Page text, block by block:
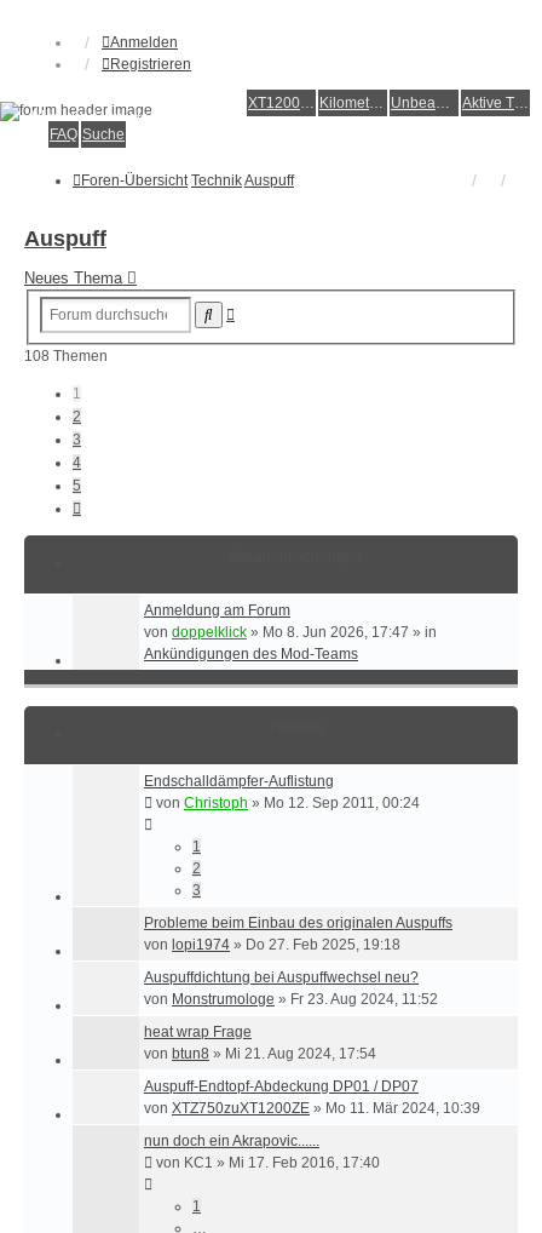
Anmelden
Registrieren
XT1200Z-Wiki Kilometerstatistik Unbeantwortete Themen Aktive Themen
Alles rund um die Yamaha XT1200Z Super Ténéré
FAQ Suche
Foren-Übersicht TechnikAuspuff
Auspuff
Neues Thema
Suche
108 Themen
1
2
3
4
5
Anmeldung am Forum
von doppelklick » Mo 8. Jun 2026, 17:47 » in
Ankündigungen des Mod-Teams
Endschalldämpfer-Auflistung
von Christoph » Mo 12. Sep 2011, 00:24
1
2
3
Probleme beim Einbau des originalen Auspuffs
von lopi1974 » Do 27. Feb 2025, 19:18
Auspuffdichtung bei Auspuffwechsel neu?
von Monstrumologe » Fr 23. Aug 2024, 11:52
heat wrap Frage
von btun8 » Mi 21. Aug 2024, 17:54
Auspuff-Endtopf-Abdeckung DP01 / DP07
von XTZ750zuXT1200ZE » Mo 11. Mär 2024, 10:39
nun doch ein Akrapovic......
von KC1 » Mi 17. Feb 2016, 17:40
1